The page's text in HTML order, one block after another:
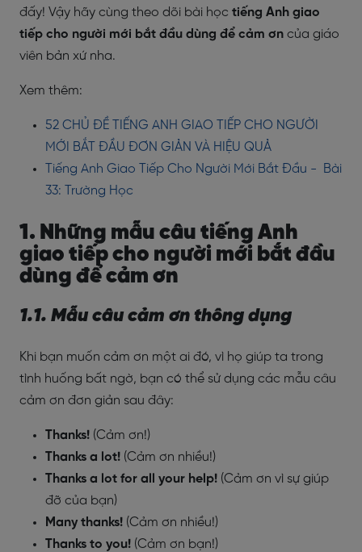
đấy! Vậy hãy cùng theo dõi bài học tiếng Anh giao
tiếp cho người mới bắt đầu dùng để cảm ơn của giáo
viên bản xứ nha.
Xem thêm:
52 CHỦ ĐỀ TIẾNG ANH GIAO TIẾP CHO NGƯỜI
MỚI BẮT ĐẦU ĐƠN GIẢN VÀ HIỆU QUẢ
Tiếng Anh Giao Tiếp Cho Người Mới Bắt Đầu - Bài
33: Trường Học
1. Những mẫu câu tiếng Anh
giao tiếp cho người mới bắt đầu
dùng để cảm ơn
1.1. Mẫu câu cảm ơn thông dụng
Khi bạn muốn cảm ơn một ai đó, vì họ giúp ta trong
tình huống bất ngờ, bạn có thể sử dụng các mẫu câu
cảm ơn đơn giản sau đây:
Thanks! (Cảm ơn!)
Thanks a lot! (Cảm ơn nhiều!)
Thanks a lot for all your help! (Cảm ơn vì sự giúp
đỡ của bạn)
Many thanks! (Cảm ơn nhiều!)
Thanks to you! (Cảm ơn bạn!)